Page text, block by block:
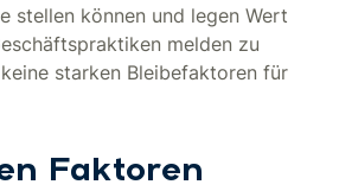
stellen können und legen Wert
melden zu
starken Bleibefaktoren für
Faktoren